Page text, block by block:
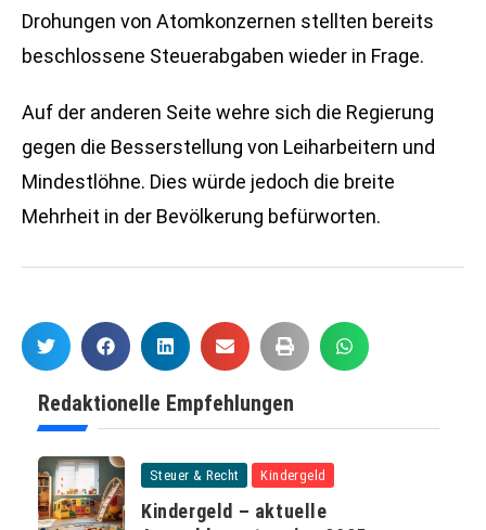
Drohungen von Atomkonzernen stellten bereits
beschlossene Steuerabgaben wieder in Frage.
Auf der anderen Seite wehre sich die Regierung
gegen die Besserstellung von Leiharbeitern und
Mindestlöhne. Dies würde jedoch die breite
Mehrheit in der Bevölkerung befürworten.
Redaktionelle Empfehlungen
Steuer & Recht Kindergeld
Kindergeld – aktuelle